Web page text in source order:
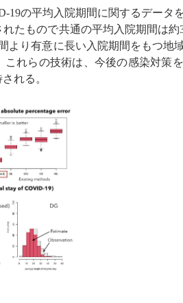
の平均入院期間に関するデータ
たもので共通の平均入院期間は
より有意に長い入院期間をもつ地
これらの技術は、今後の感染対策
れる。